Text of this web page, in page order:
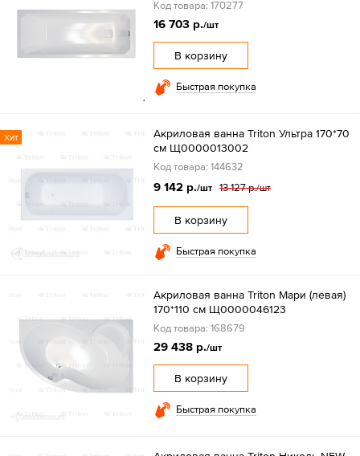
Код товара: 170277
16 703 р./шт
В корзину
Быстрая покупка
Хит
Акриловая ванна Triton Ультра 170*70
см Щ0000013002
Код товара: 144632
9 142 р./шт 13 127 р./шт
В корзину
Быстрая покупка
Акриловая ванна Triton Мари (левая)
170*110 см Щ0000046123
Код товара: 168679
29 438 р./шт
В корзину
Быстрая покупка